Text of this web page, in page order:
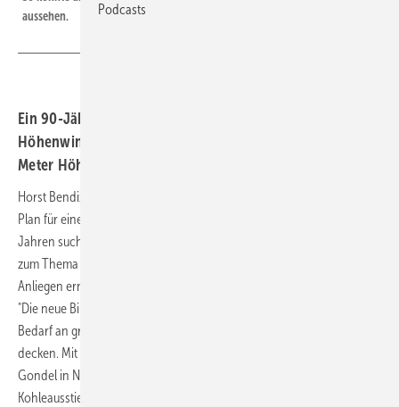
aussehen.
Ein 90-Jähriger kämpft für die Entwicklung von
Höhenwindkraft. Horst Bendix sagt, dass erst in 200
Meter Höhe optimale Erträge erzielt werden.
Horst Bendix ist in der Windbranche bekannt als der alte Herr mit dem
Plan für eine Höhenwindanlage. Inzwischen ist der 90 Jahre. Seit
Jahren sucht er nach einem Windturbinenhersteller, der seine Ideen
zum Thema Höhenwindkraft umsetzen könnten. Hier bringt er sein
Anliegen erneut vor:
"Die neue Binnenwindanlage mit der Nabenhöhe ab 200 m kann den
Bedarf an grüner Energie mit 20 % der bisher üblichen Standorte
decken. Mit dem biegebeanspruchten Turm und dem Antrieb von der
Gondel in Nabenhöhe sind die zum weltweiten Klimawandel und
Kohleausstieg erforderlichen Mengen "grüner Energie" noch nicht zu
Podcasts